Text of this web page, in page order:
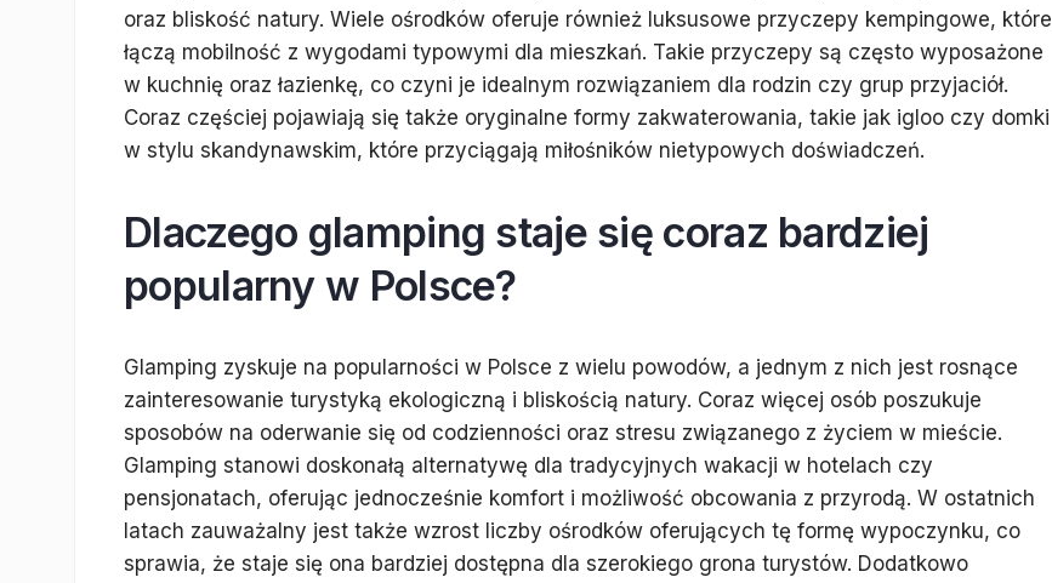
oraz bliskość natury. Wiele ośrodków oferuje również luksusowe przyczepy kempingowe, które
łączą mobilność z wygodami typowymi dla mieszkań. Takie przyczepy są często wyposażone
w kuchnię oraz łazienkę, co czyni je idealnym rozwiązaniem dla rodzin czy grup przyjaciół.
Coraz częściej pojawiają się także oryginalne formy zakwaterowania, takie jak igloo czy domki
w stylu skandynawskim, które przyciągają miłośników nietypowych doświadczeń.
Dlaczego glamping staje się coraz bardziej
popularny w Polsce?
Glamping zyskuje na popularności w Polsce z wielu powodów, a jednym z nich jest rosnące
zainteresowanie turystyką ekologiczną i bliskością natury. Coraz więcej osób poszukuje
sposobów na oderwanie się od codzienności oraz stresu związanego z życiem w mieście.
Glamping stanowi doskonałą alternatywę dla tradycyjnych wakacji w hotelach czy
pensjonatach, oferując jednocześnie komfort i możliwość obcowania z przyrodą. W ostatnich
latach zauważalny jest także wzrost liczby ośrodków oferujących tę formę wypoczynku, co
sprawia, że staje się ona bardziej dostępna dla szerokiego grona turystów. Dodatkowo